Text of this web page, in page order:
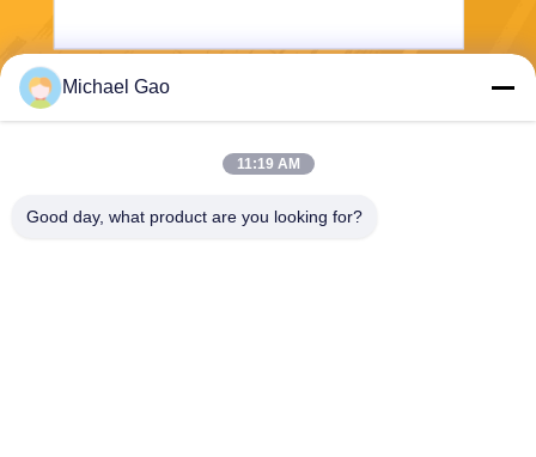
Michael Gao
11:19 AM
Good day, what product are you looking for?